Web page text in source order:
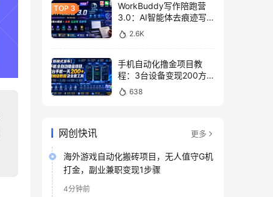
WorkBuddy写作陪跑营
3.0：AI智能体去痕迹写
作，头条公众号百家号变
现
2.6K
手机自动化撸金项目教
程：3台设备变现200方
法，零门槛脚本工具与平
台玩法
638
网创快讯 更多
海外游戏自动化搬砖项目，无人值守G机
打金，副业兼职变现1步骤
4分钟前